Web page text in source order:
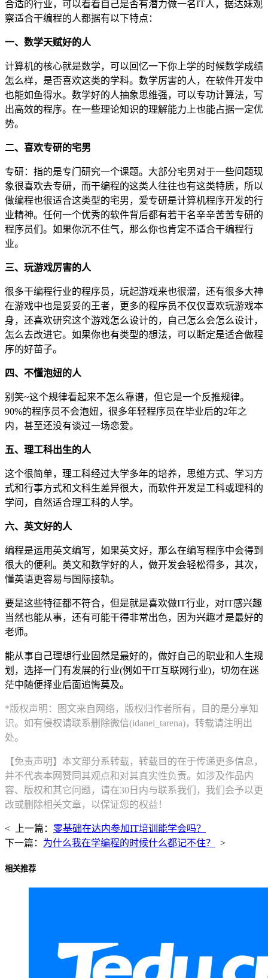
合适的行业，可以看看自己是否有潜力做一名IT人，据达妹观
察适合干编程的人都据有以下特点：
一、数学天赋好的人
计算机的核心就是数学，可以回忆一下你上学的时候数学成绩
怎么样，是否喜欢这类的学科。数学厉害的人，在软件开发中
也能如鱼得水。数学好的人抽象思维强，可以专功计算法，写
出高效的程序。在一些理论知识的理解能力上也能占据一定优
势。
二、喜欢专研的宅男
专研：指的是专门研究一个课题。大部分宅男对于一些问题现
象很喜欢去专研，而干编程的这类人往往也有这类特质，所以
做编程也很适合这类型的宅男，爱专研是计算机程序开发的行
业精神。任何一个优秀的软件背后都有若干名辛辛苦苦专研的
程序员们。如果你沉不住气，那么你也肯定不适合干编程行
业。
三、玩游戏厉害的人
很多干编程行业的程序员，玩起游戏来也很溜，还有很多大神
在游戏中也是妥妥的王者，更多的程序员不仅仅喜欢玩游戏本
身，还喜欢研究这个游戏怎么设计的，自己怎么会怎么设计，
怎么去改进它。如果你也有类型的想法，可以断定是适合做程
序的好苗子。
四、不懂泡妞的人
别笑~这个规律看起来不怎么靠谱，但它是一个反推规律。
90%的程序员不会泡妞，很多年轻程序员在毕业后的2年之
内，甚至还没有谈过一场恋爱。
五、理工科出生的人
这个很简单，理工科经过大学多年的培养，思维方式、学习方
式和行事方式和文科生差异很大，而软件开发是工科或理科的
学问，自然适合理工科的人学。
六、英文好的人
编程是运用英文编写，如果英文好，那么在编写程序中会得到
很大的便利。英文和数学好的人，做开发会轻松得多，其次，
懂英语更容易与国际接轨。
要是这些特征都不符合，但是就是喜欢做IT行业，对IT感兴趣
当然也能从事，还有可能干得非常出色，因为兴趣才是最好的
老师。
能从事自己理想行业固然是最好的，做好自己的职业和人生规
划，选择一门有发展的行业(例如干IT互联网行业)，切勿在迷
茫中随便择业后面追悔莫及。
*版权声明：图文来自网络，版权归作者所有，目的是分享知
识。如有侵权请联系删除微信(idanei_tarena)，转载请注明出
处。
【免责声明】本文部分系转载，转载目的在于传递更多信息，
并不代表本网赞同其观点和对其真实性负责。如涉及作品内
容、版权和其它问题，请在30日内与联系我们，我们会予以更
改或删除相关文章，以保证您的权益！
< 上一篇： 零基础在达内参加IT培训能学会吗？
下一篇： 为什么我在学编程的时候什么都记不住？ >
相关推荐